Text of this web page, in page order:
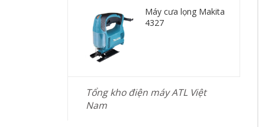
Máy cưa lọng Makita
4327
Tổng kho điện máy ATL Việt
Nam